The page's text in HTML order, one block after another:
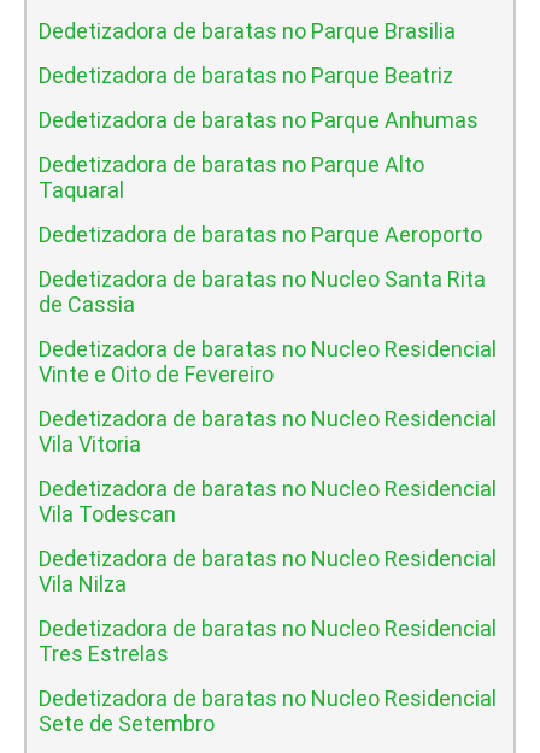
Dedetizadora de baratas no Parque Brasilia
Dedetizadora de baratas no Parque Beatriz
Dedetizadora de baratas no Parque Anhumas
Dedetizadora de baratas no Parque Alto
Taquaral
Dedetizadora de baratas no Parque Aeroporto
Dedetizadora de baratas no Nucleo Santa Rita
de Cassia
Dedetizadora de baratas no Nucleo Residencial
Vinte e Oito de Fevereiro
Dedetizadora de baratas no Nucleo Residencial
Vila Vitoria
Dedetizadora de baratas no Nucleo Residencial
Vila Todescan
Dedetizadora de baratas no Nucleo Residencial
Vila Nilza
Dedetizadora de baratas no Nucleo Residencial
Tres Estrelas
Dedetizadora de baratas no Nucleo Residencial
Sete de Setembro